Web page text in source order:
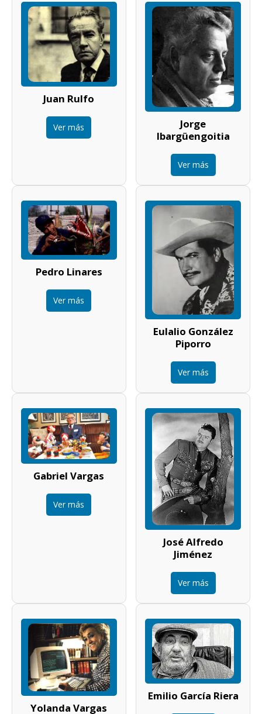
Juan Rulfo
Ver más
Jorge
Ibargüengoitia
Ver más
Pedro Linares
Ver más
Eulalio González
Piporro
Ver más
Gabriel Vargas
Ver más
José Alfredo
Jiménez
Ver más
Yolanda Vargas
Emilio García Riera